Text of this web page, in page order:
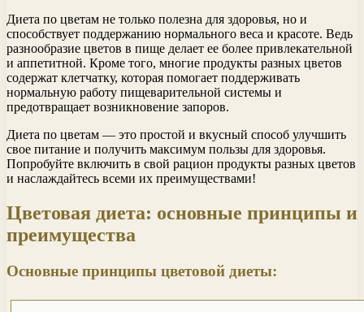
Диета по цветам не только полезна для здоровья, но и
способствует поддержанию нормального веса и красоте. Ведь
разнообразие цветов в пище делает ее более привлекательной
и аппетитной. Кроме того, многие продукты разных цветов
содержат клетчатку, которая помогает поддерживать
нормальную работу пищеварительной системы и
предотвращает возникновение запоров.
Диета по цветам — это простой и вкусный способ улучшить
свое питание и получить максимум пользы для здоровья.
Попробуйте включить в свой рацион продукты разных цветов
и наслаждайтесь всеми их преимуществами!
Цветовая диета: основные принципы и
преимущества
Основные принципы цветовой диеты: